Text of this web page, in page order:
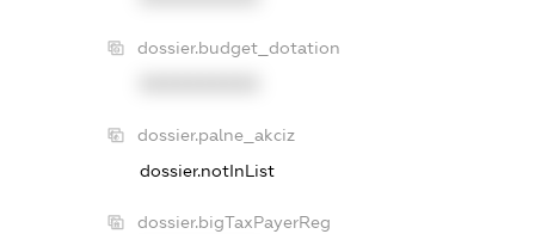
dossier.budget_dotation
dossier.palne_akciz
dossier.notInList
dossier.bigTaxPayerReg